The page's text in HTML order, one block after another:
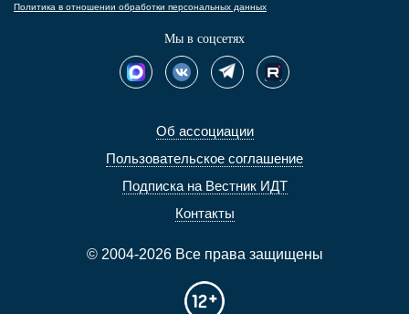
Об ассоциации
Пользовательское соглашение
Подписка на Вестник ИДТ
Контакты
© 2004-2026 Все права защищены
Политика в отношении обработки персональных данных
Мы в соцсетях